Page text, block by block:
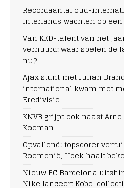
Recordaantal oud-
interlands wachten op
Van KKD-talent van het
verhuurd: waar spelen de
nu?
Ajax stunt met Julian
international kwam met
Eredivisie
KNVB grijpt ook naast
Koeman
Opvallend: topscorer
Roemenië, Hoek haalt
Nieuw FC Barcelona
Nike lanceert Kobe-